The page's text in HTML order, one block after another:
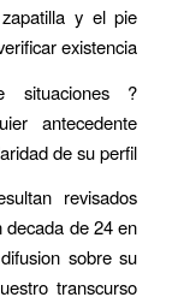
y el pie
existencia.
situaciones
antecedente
de su perfil.
revisados
decada de 24 en
sobre su
transcurso